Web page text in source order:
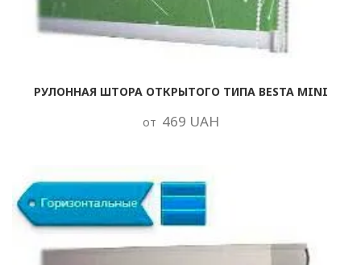
РУЛОННАЯ ШТОРА ОТКРЫТОГО ТИПА BESTA MINI
от 469 UAH